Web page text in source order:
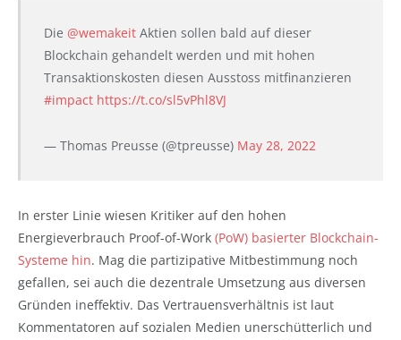
Die @wemakeitAktien sollen bald auf dieser
Blockchain gehandelt werden und mit hohen
Transaktionskosten diesen Ausstoss mitfinanzieren
#impact https://t.co/sl5vPhl8VJ
— Thomas Preusse (@tpreusse) May 28, 2022
In erster Linie wiesen Kritiker auf den hohen
Energieverbrauch Proof-of-Work (PoW) basierter Blockchain-
Systeme hin. Mag die partizipative Mitbestimmung noch
gefallen, sei auch die dezentrale Umsetzung aus diversen
Gründen ineffektiv. Das Vertrauensverhältnis ist laut
Kommentatoren auf sozialen Medien unerschütterlich und